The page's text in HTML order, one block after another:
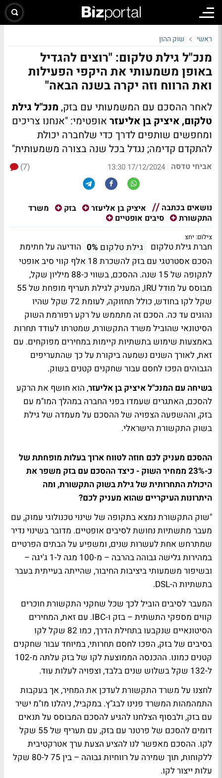
ראשי שוק ההון
מנכ"ל גילת טלקום: "רוצים להגדיל
באופן משמעותי את היקפי הפעילות
ואת הרווח וזה יקרה בשנה הבאה"
לאחר ההסכם עם המשמעותי עם בזק, מנכ"ל גילת
טלקום, איציק בן אליעזר אופטימי: "אנחנו צריכים
ומחפשים שותפים לדרך כדי שלחברה יכולת
להתקדם קדימה; נגדל בכל שנה בצורה משמעותית"
אביחי טדסה |
17/12/2024 13:30
(7)
נושאים בכתבה איציק בן אליעזר בזק
משרד
התקשורת
סיבים אופטיים
צילום: יחצ
חברת גילת טלקום גילת טלקום 0% הודיעה על חתימת
הסכם אסטרטגי עם בזק להשכרת 18 אלף קווי סיב אופטי
לתקופה של 15 שנה. ההסכם, בשווי כ-88 מיליון שקל,
מבוסס על מודל IRU, המעניק לגילת תעריף מופחת של 55
שקל לקו בחודש, כולל תחזוקה, לעומת 72 שקל שהיו
נהוגים עד כה. הסכם זה מתממש על רקע רפורמת השוק
הסיטונאי שהוביל משרד התקשורת, שמטרתו לעודד תחרות
באמצעות שימוש בתשתיות קיימות במחירים מפוקחים. עם
זאת, לאורך השנים נשמעה ביקורת על כך שהתעריפים
הגבוהים הפכו לחסם עבור שחקנים קטנים בשוק.
בשיחה עם המנכ"ל איציק בן אליעזר, הוא חושף את הרקע
להסכם, האתגרים שעמדו בפני החברה במהלך המו"מ עם
בזק, וההשפעה הצפויה של ההסכם על מעמדה של גילת
בשוק התקשורת הישראלי.
ההסכם מעניק לכם חוזה לטווח ארוך בעלות מופחתת של
כ-23% ממחיר השוק - כיצד ההסכם עם בזק משפר את
היכולת התחרותית של גילת בשוק התקשורת, ומה
היתרונות העיקריים שהוא מעניק לכם?
"שוק התקשורת נמצא בתקופה של שינוי טכנולוגי עמוק, עם
מעבר מתשתיות נחושת לסיבים אופטיים. מדובר בשינוי נדיר
שמתרחש אחת לעשרות שנים, ומשפיע על הבתים הפרטיים
במהירות גלישה גבוהה בהרבה – מ-100 מגה ל-1 ג'יגה –
ובשיפור משמעותי ביציבות החיבור, שהייתה בעייתית בעבר
בתשתיות ה-DSL.
המעבר לסיבים הוביל לכך שכל שחקני התקשורת חוכרים
קווים מספקי התשתית – בזק ו-IBC. עם זאת, המחירים
הסיטונאיים שנקבעו בתחילת הדרך, כמו 82 שקל לקו
בסיבים של בזק, הפכו לחסם תחרותי, במיוחד עבור שחקנים
קטנים כמונו. ההכנסה הממוצעת לקו של בזק עלתה מ-102
ל-132 שקל בשלוש שנים בלבד, וצפויה לעלות עוד.
לחצנו על משרד התקשורת לעדכן את המחיר, אך בעקבות
התמהמהות המשרד פנינו לבג"ץ. במקביל, ניהלנו מו"מ ישיר
עם בזק, ולבסוף הצלחנו להגיע להסכם המבוסס על תנאים
דומים להסכם של פרטנר עם בזק, עם תעריף של 55 שקל
לקו. ההסכם מאפשר לנו להציע הצעת ערך אטרקטיבית
ללקוחות, תוך שמירה על רווחיות גבוהה – בין 75 ל-80 שקל
עלות ייצור לקו.